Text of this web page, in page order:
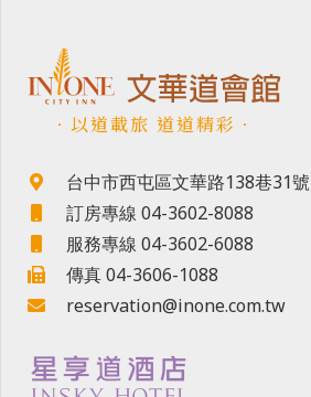
．以道載旅 道道精彩．
台中市西屯區文華路138巷31號
訂房專線 04-3602-8088
服務專線 04-3602-6088
傳真 04-3606-1088
reservation@inone.com.tw